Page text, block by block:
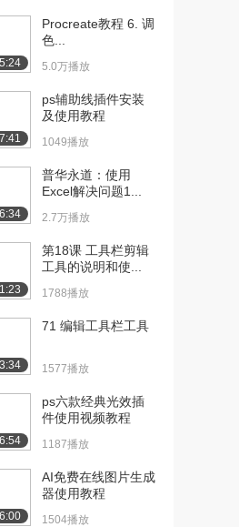
习-第3集-从
...
样式指导原
之对比色
之对齐 04:55
之重复性 05:29
之近似性
05:58
03:00
Procreate教程 6. 调
色...
5.0万播放
ps辅助线插件安装
及使用教程
1049播放
普华永道：使用
Excel解决问题1...
2.7万播放
第18课 工具栏剪辑
工具的说明和使...
1788播放
71 编辑工具栏工具
1577播放
ps六款经典光效插
件使用视频教程
1187播放
AI免费在线图片生成
器使用教程
1504播放